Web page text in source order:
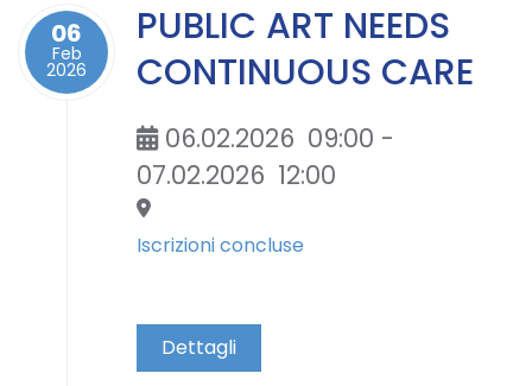
06
Feb
2026
PUBLIC ART NEEDS
CONTINUOUS CARE
06.02.2026 09:00 -
07.02.2026 12:00
Iscrizioni concluse
Dettagli